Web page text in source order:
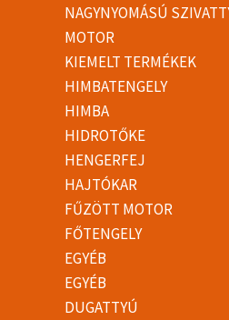
NAGYNYOMÁSÚ
MOTOR
KIEMELT TERMÉKEK
HIMBATENGELY
HIMBA
HIDROTŐKE
HENGERFEJ
HAJTÓKAR
FŰZÖTT MOTOR
FŐTENGELY
EGYÉB
EGYÉB
DUGATTYÚ